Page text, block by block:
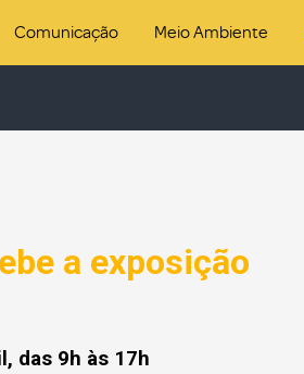
Comunicação Meio Ambiente
a exposição
das 9h às 17h